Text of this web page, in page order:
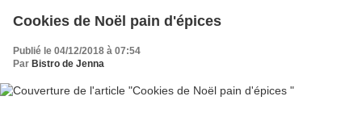
Cookies de Noël pain d'épices
Publié le 04/12/2018 à 07:54
Par Bistro de Jenna